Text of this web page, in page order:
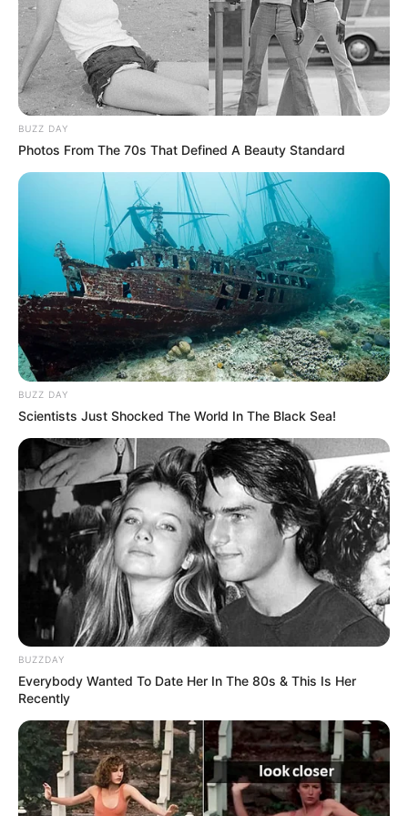
MANTÉNGASE EN ALERTA
Tenemos todas las noticias que le
favor, active las notificaciones de Alerta.
ACTIVAR AHORA
TEMAS DESTACADOS
EMERGENCIAS POR LLUVIAS
METRO DE MEDELLÍN
ELECCIONES PRESIDENCIALES
MARINILLA - ANTIOQUIA
YONDÓ - ANTIOQUIA
RIONEGRO
BUZZ DAY
Photos From The 70s That Defined A Beauty Standard
BUZZ DAY
Scientists Just Shocked The World In The Black Sea!
BUZZDAY
Everybody Wanted To Date Her In The 80s & This Is Her
Recently